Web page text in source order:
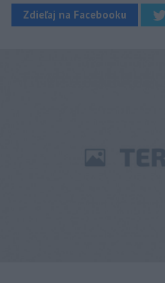
Zdieľaj na Facebooku